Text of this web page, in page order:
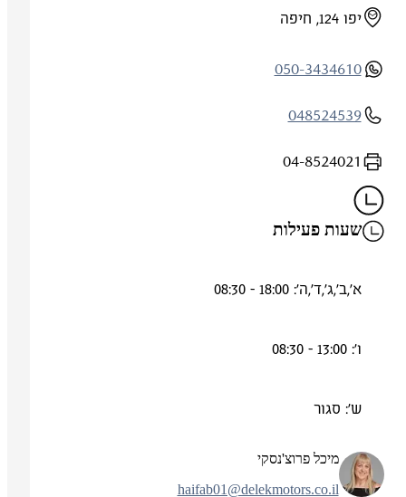
יפו 124, חיפה
050-3434610
048524539
04-8524021
שעות פעילות
א',ב',ג',ד',ה': 18:00 - 08:30
ש': סגור
מיכל פרוצ'נסקי
haifab01@delekmotors.co.il